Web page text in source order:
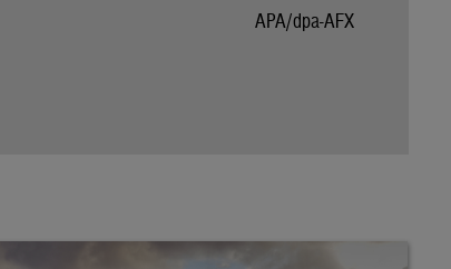
APA/dpa-AFX